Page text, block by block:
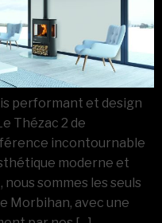
performant et design
Thézac 2 de
incontournable
moderne et
sommes les seuls
Morbihan, avec une